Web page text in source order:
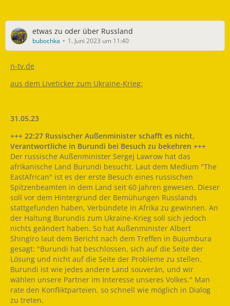
etwas zu oder über Russland
bubochka 1. Juni 2023 um 11:40
n-tv.de
aus dem Liveticker zum Ukraine-Krieg:
31.05.23
+++ 22:27 Russischer Außenminister schafft es nicht,
Verantwortliche in Burundi bei Besuch zu bekehren +++
Der russische Außenminister Sergej Lawrow hat das
afrikanische Land Burundi besucht. Laut dem Medium "The
EastAfrican" ist es der erste Besuch eines russischen
Spitzenbeamten in dem Land seit 60 Jahren gewesen. Dieser
soll vor dem Hintergrund der Bemühungen Russlands
stattgefunden haben, Verbündete in Afrika zu gewinnen. An
der Haltung Burundis zum Ukraine-Krieg soll sich jedoch
nichts geändert haben. So hat Außenminister Albert
Shingiro laut dem Bericht nach dem Treffen in Bujumbura
gesagt: "Burundi hat beschlossen, sich auf die Seite der
Lösung und nicht auf die Seite der Probleme zu stellen.
Burundi ist wie jedes andere Land souverän, und wir
wählen unsere Partner im Interesse unseres Volkes." Man
rate den Konfliktparteien, so schnell wie möglich in Dialog
zu treten.